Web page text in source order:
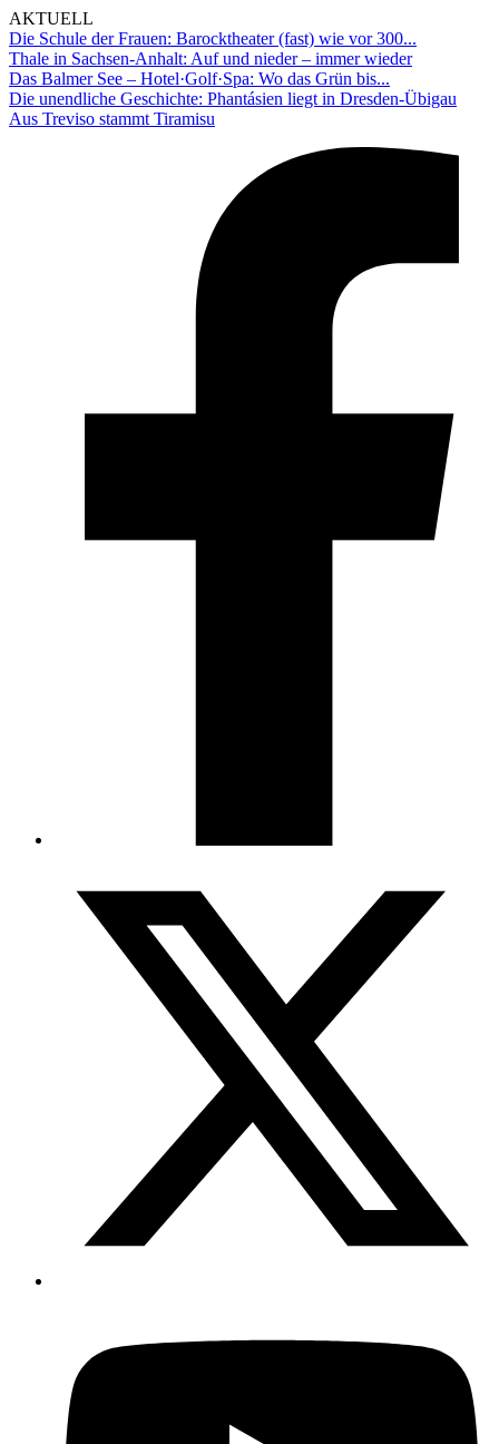
AKTUELL
Die Schule der Frauen: Barocktheater (fast) wie vor 300...
Thale in Sachsen-Anhalt: Auf und nieder – immer wieder
Das Balmer See – Hotel·Golf·Spa: Wo das Grün bis...
Die unendliche Geschichte: Phantásien liegt in Dresden-Übigau
Aus Treviso stammt Tiramisu